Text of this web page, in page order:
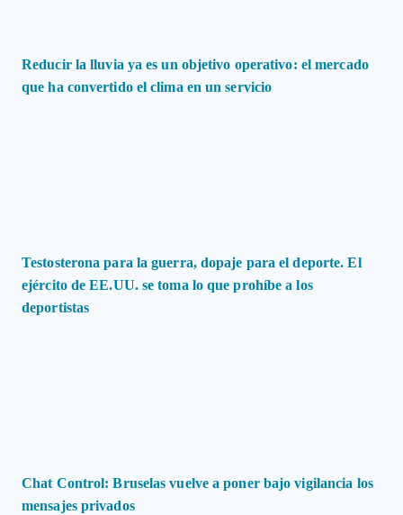
Reducir la lluvia ya es un objetivo operativo: el mercado
que ha convertido el clima en un servicio
Testosterona para la guerra, dopaje para el deporte. El
ejército de EE.UU. se toma lo que prohíbe a los
deportistas
Chat Control: Bruselas vuelve a poner bajo vigilancia los
mensajes privados